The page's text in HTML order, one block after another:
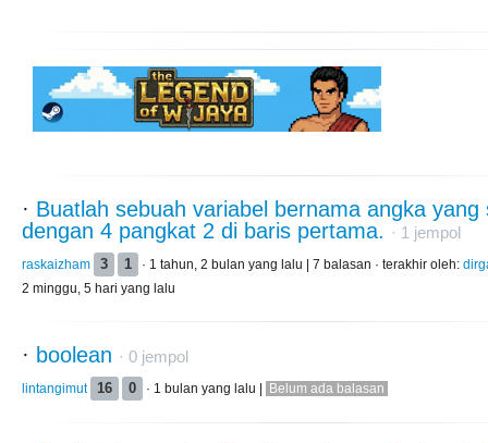
· Buatlah sebuah variabel bernama angka yang
dengan 4 pangkat 2 di baris pertama. · 1 jempol
raskaizham 3 1 · 1 tahun, 2 bulan yang lalu | 7 balasan · terakhir oleh:
2 minggu, 5 hari yang lalu
· boolean · 0 jempol
lintangimut 16 0 · 1 bulan yang lalu | Belum ada balasan